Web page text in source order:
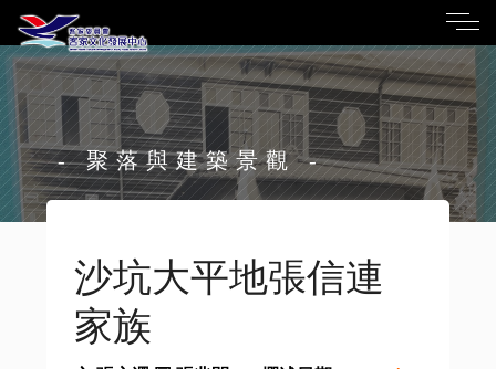
- 聚落與建築景觀 -
沙坑大平地張信連
家族